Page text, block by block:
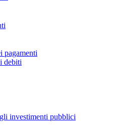
pagamenti
debiti
investimenti pubblici